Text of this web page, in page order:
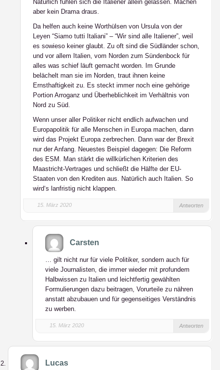
Natürlich fühlen sich die Italiener allein gelassen. Machen
aber kein Drama draus.
Da helfen auch keine Worthülsen von Ursula von der
Leyen “Siamo tutti Italiani” – “Wir sind alle Italiener”, weil
es sowieso keiner glaubt. Zu oft sind die Südländer schon,
und vor allem Italien, vom Norden zum Sündenbock für
alles was schief läuft gemacht worden. Im Grunde
belächelt man sie im Norden, traut ihnen keine
Ernsthaftigkeit zu. Es steckt immer noch eine gehörige
Portion Arroganz und Überheblichkeit im Verhältnis von
Nord zu Süd.
Wenn unser aller Politiker nicht endlich aufwachen und
Europapolitik für alle Menschen in Europa machen, dann
wird das Projekt Europa zerbrechen. Dann war der Brexit
nur der Anfang. Neuestes Beispiel dagegen: Die Reform
des ESM. Man stärkt die willkürlichen Kriterien des
Maastricht-Vertrages und schließt die Hälfte der EU-
Staaten von den Krediten aus. Natürlich auch Italien. So
wird‘s lanfristig nicht klappen.
15. März 2020 Antworten
Carsten
… gilt nicht nur für viele Politiker, sondern auch für
viele Journalisten, die immer wieder mit profundem
Halbwissen zu Italien und leichtfertig gewählten
Formulierungen dazu beitragen, Vorurteile zu nähren
anstatt abzubauen und für gegenseitiges Verständnis
zu werben.
15. März 2020 Antworten
Lucas